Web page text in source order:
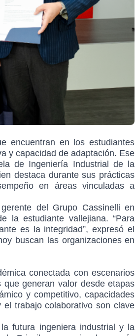
encuentran en los estudiantes
y capacidad de adaptación. Ese
de Ingeniería Industrial de la
destaca durante sus prácticas
en áreas vinculadas a
del Grupo Cassinelli en
la estudiante vallejiana. “Para
es la integridad”, expresó el
buscan las organizaciones en
conectada con escenarios
generan valor desde etapas
y competitivo, capacidades
trabajo colaborativo son clave
futura ingeniera industrial y la